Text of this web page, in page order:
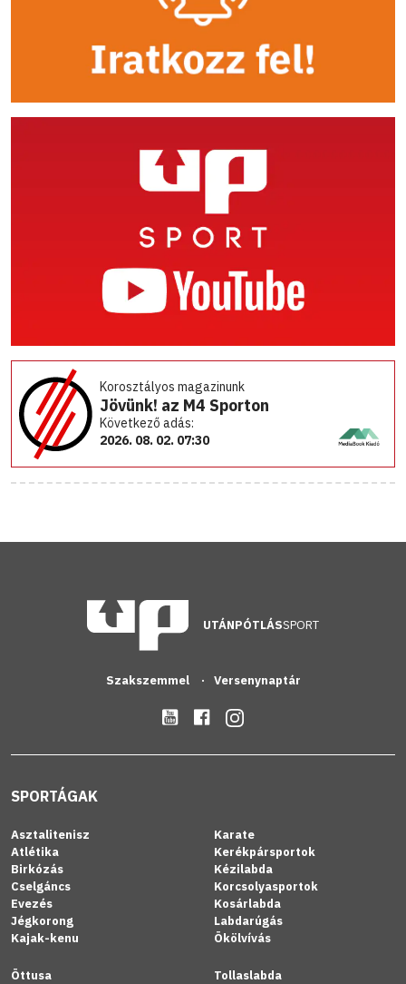
Korosztályos magazinunk
Jövünk! az M4 Sporton
Következő adás:
2026. 08. 02. 07:30
UTÁNPÓTLÁSSPORT
Szakszemmel Versenynaptár
SPORTÁGAK
Asztalitenisz
Atlétika
Birkózás
Cselgáncs
Evezés
Jégkorong
Kajak-kenu
Karate
Kerékpársportok
Kézilabda
Korcsolyasportok
Kosárlabda
Labdarúgás
Ökölvívás
Öttusa
Tollaslabda